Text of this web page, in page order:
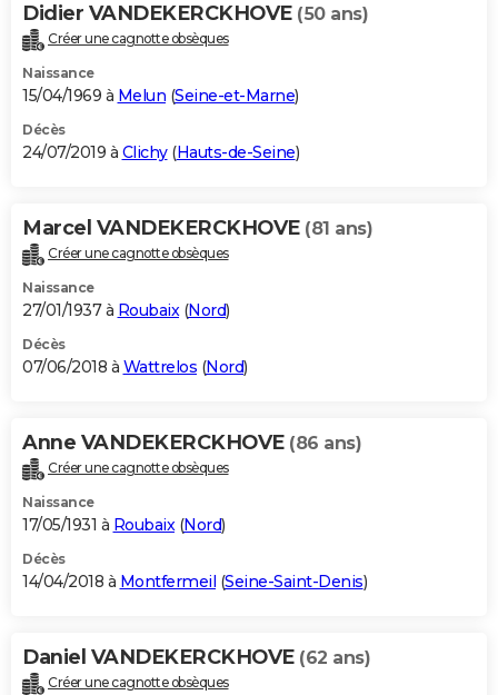
Didier VANDEKERCKHOVE (50 ans)
Créer une cagnotte obsèques
Naissance
15/04/1969 à Melun (Seine-et-Marne)
Décès
24/07/2019 à Clichy(Hauts-de-Seine)
Marcel VANDEKERCKHOVE (81 ans)
Créer une cagnotte obsèques
Naissance
27/01/1937 à Roubaix(Nord)
Décès
07/06/2018 à Wattrelos (Nord)
Anne VANDEKERCKHOVE (86 ans)
Créer une cagnotte obsèques
Naissance
17/05/1931 à Roubaix(Nord)
Décès
14/04/2018 à Montfermeil (Seine-Saint-Denis)
Daniel VANDEKERCKHOVE (62 ans)
Créer une cagnotte obsèques